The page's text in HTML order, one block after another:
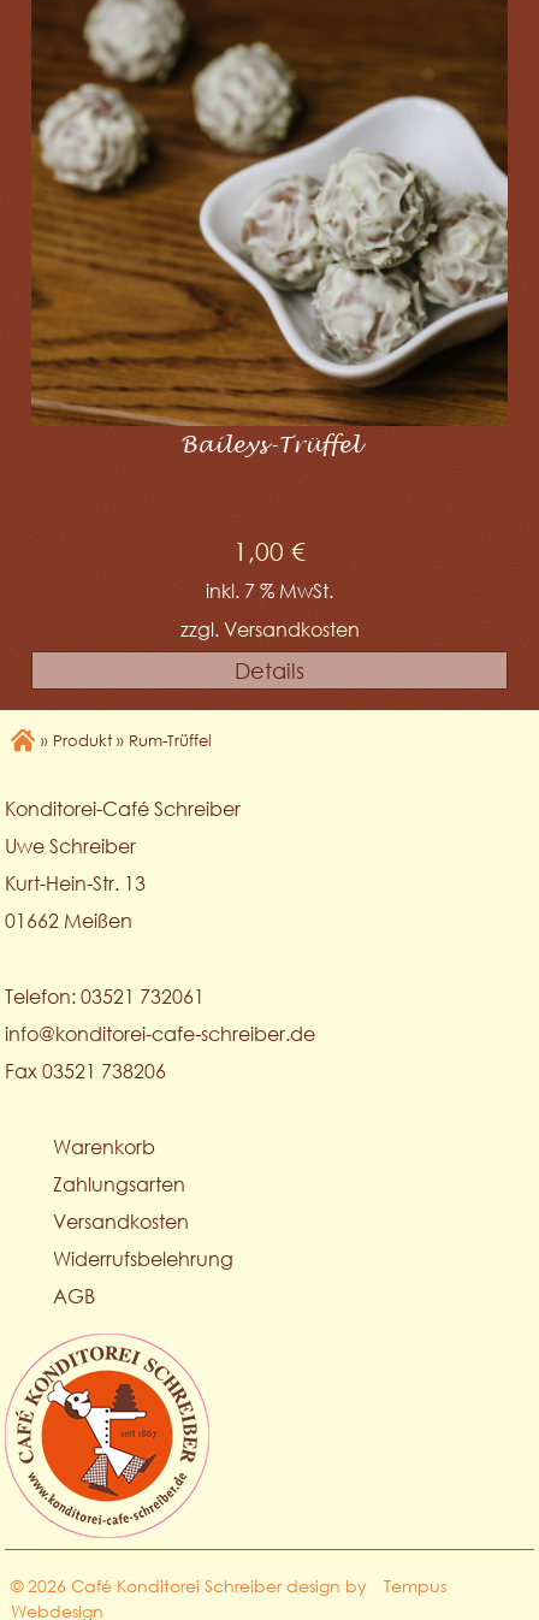
Baileys-Trüffel
1,00 €
inkl. 7 % MwSt.
zzgl.Versandkosten
Details
» Produkt » Rum-Trüffel
Konditorei-Café Schreiber
Uwe Schreiber
Kurt-Hein-Str. 13
01662 Meißen
Telefon: 03521 732061
info@konditorei-cafe-schreiber.de
Fax 03521 738206
Warenkorb
Zahlungsarten
Versandkosten
Widerrufsbelehrung
AGB
© 2026 Café Konditorei Schreiber design by
Tempus
Webdesign